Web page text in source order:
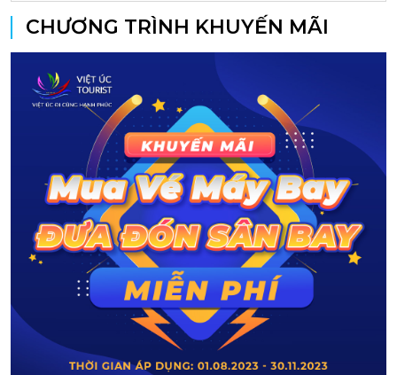
CHƯƠNG TRÌNH KHUYẾN MÃI